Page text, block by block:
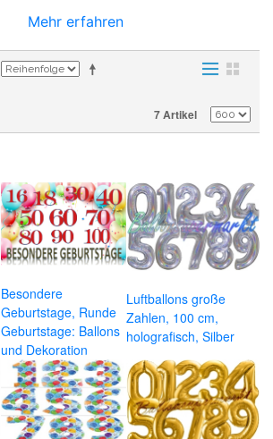
Mehr erfahren
7 Artikel
Besondere
Geburtstage, Runde
Geburtstage: Ballons
und Dekoration
Luftballons große
Zahlen, 100 cm,
holografisch, Silber